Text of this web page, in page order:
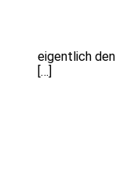
eigentlich
[…]